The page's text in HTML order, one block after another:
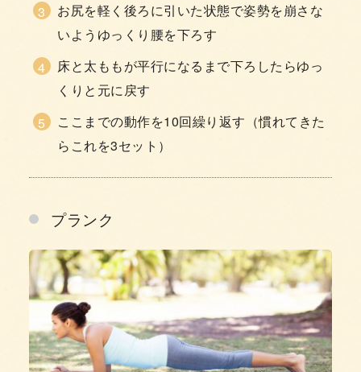
お尻を軽く後ろに引いた状態で姿勢を崩さな
いようゆっくり腰を下ろす
床と太ももが平行になるまで下ろしたらゆっ
くりと元に戻す
ここまでの動作を10回繰り返す（慣れてきた
らこれを3セット）
プランク